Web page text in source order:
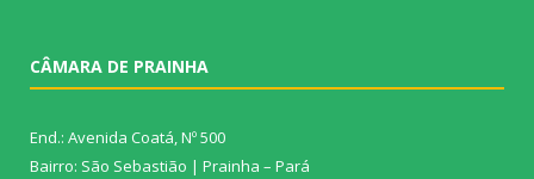
CÂMARA DE PRAINHA
End.: Avenida Coatá, Nº 500
Bairro: São Sebastião | Prainha – Pará